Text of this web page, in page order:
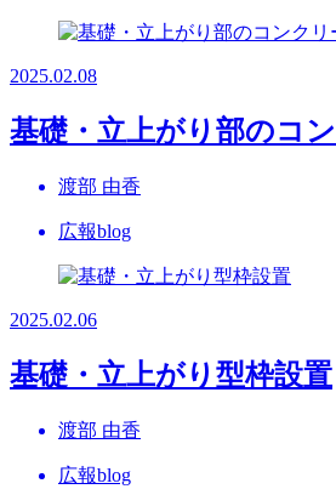
2025.02.08
基礎・立上がり部のコ
渡部 由香
広報blog
2025.02.06
基礎・立上がり型枠設置
渡部 由香
広報blog